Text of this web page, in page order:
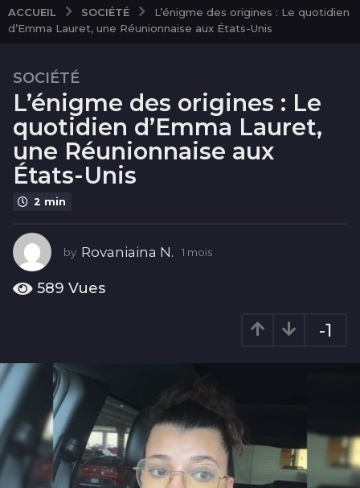
ACCUEIL SOCIÉTÉ
L’énigme des origines : Le quotidien
d’Emma Lauret, une Réunionnaise aux États-Unis
1
m
i
s
m
s
SOCIÉTÉ
L’énigme des origines : Le
quotidien d’Emma Lauret,
une Réunionnaise aux
États-Unis
2 min
by Rovaniaina N. 1 mois
589 Vues
-1